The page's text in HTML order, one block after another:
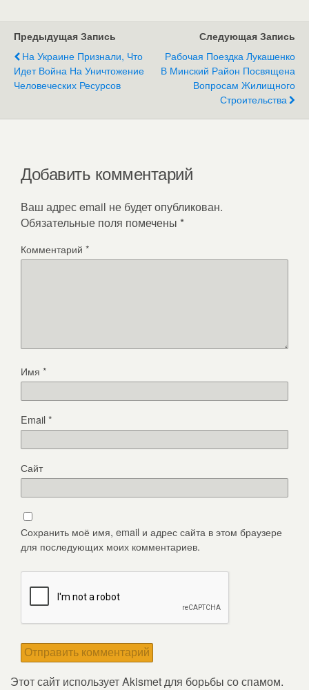
Предыдущая Запись
На Украине Признали, Что
Идет Война На Уничтожение
Человеческих Ресурсов
Следующая Запись
Рабочая Поездка Лукашенко
В Минский Район Посвящена
Вопросам Жилищного
Строительства
Добавить комментарий
Ваш адрес email не будет опубликован.
Обязательные поля помечены *
Комментарий *
Имя *
Email*
Сайт
Сохранить моё имя, email и адрес сайта в этом браузере
для последующих моих комментариев.
Этот сайт использует Akismet для борьбы со спамом.